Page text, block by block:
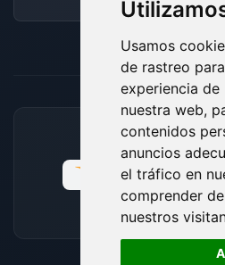
Usamos
de rastreo
experiencia de
nuestra web,
contenidos
anuncios
el tráfico en
comprender
nuestros
MÉTODOS DE